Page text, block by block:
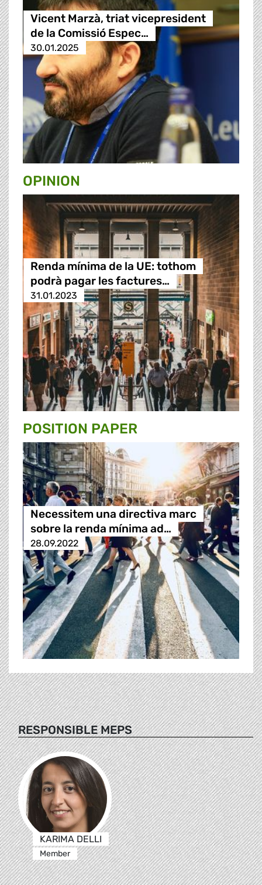
Vicent Marzà, triat vicepresident
de la Comissió Espec…
30.01.2025
OPINION
Renda mínima de la UE: tothom
podrà pagar les factures…
31.01.2023
POSITION PAPER
Necessitem una directiva marc
sobre la renda mínima ad…
28.09.2022
RESPONSIBLE MEPS
KARIMA DELLI
Member